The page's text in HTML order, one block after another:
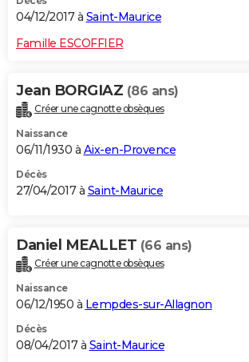
04/12/2017 à Saint-Maurice
Famille ESCOFFIER
Jean BORGIAZ (86 ans)
Créer une cagnotte obsèques
Naissance
06/11/1930 à Aix-en-Provence
Décès
27/04/2017 à Saint-Maurice
Daniel MEALLET (66 ans)
Créer une cagnotte obsèques
Naissance
06/12/1950 à Lempdes-sur-Allagnon
Décès
08/04/2017 à Saint-Maurice